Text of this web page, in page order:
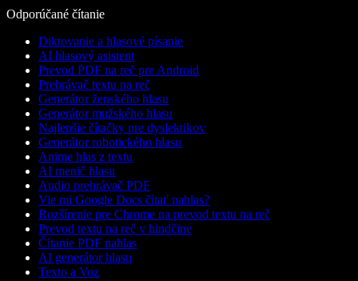
Odporúčané čítanie
Diktovanie a hlasové písanie
AI hlasový asistent
Prevod PDF na reč pre Android
Prehrávač textu na reč
Generátor ženského hlasu
Generátor mužského hlasu
Najlepšie čítačky pre dyslektikov
Generátor robotického hlasu
Anime hlas z textu
AI menič hlasu
Audio prehrávač PDF
Vie mi Google Docs čítať nahlas?
Rozšírenie pre Chrome na prevod textu na reč
Prevod textu na reč v hindčine
Čítanie PDF nahlas
AI generátor hlasu
Texto a Voz